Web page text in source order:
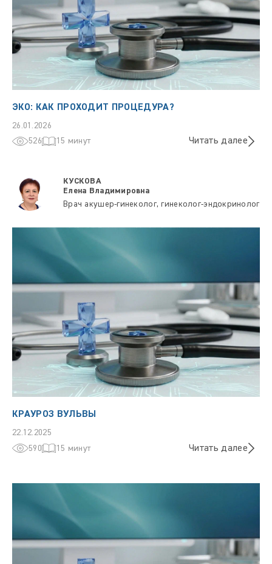
ЭКО: КАК ПРОХОДИТ ПРОЦЕДУРА?
26.01.2026
526
15 минут Читать далее
КУСКОВА
Елена Владимировна
Врач акушер-гинеколог, гинеколог-эндокринолог
КРАУРОЗ ВУЛЬВЫ
22.12.2025
590
15 минут Читать далее